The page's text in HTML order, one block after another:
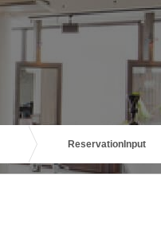
Reservation Input